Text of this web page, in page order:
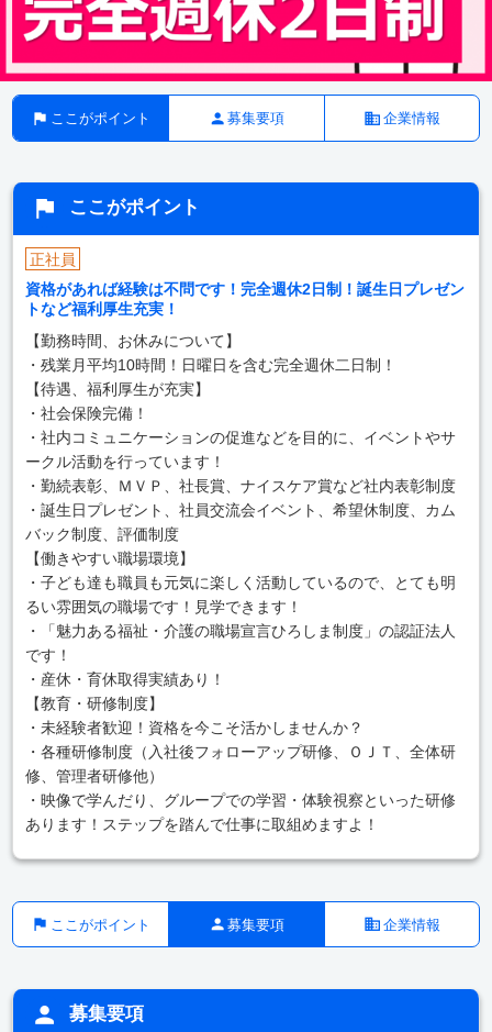
ここがポイント 募集要項 企業情報
ここがポイント
正社員
資格があれば経験は不問です！完全週休2日制！誕生日プレゼン
トなど福利厚生充実！
【勤務時間、お休みについて】
・残業月平均10時間！日曜日を含む完全週休二日制！
【待遇、福利厚生が充実】
・社会保険完備！
・社内コミュニケーションの促進などを目的に、イベントやサ
ークル活動を行っています！
・勤続表彰、ＭＶＰ、社長賞、ナイスケア賞など社内表彰制度
・誕生日プレゼント、社員交流会イベント、希望休制度、カム
バック制度、評価制度
【働きやすい職場環境】
・子ども達も職員も元気に楽しく活動しているので、とても明
るい雰囲気の職場です！見学できます！
・「魅力ある福祉・介護の職場宣言ひろしま制度」の認証法人
です！
・産休・育休取得実績あり！
【教育・研修制度】
・未経験者歓迎！資格を今こそ活かしませんか？
・各種研修制度（入社後フォローアップ研修、ＯＪＴ、全体研
修、管理者研修他）
・映像で学んだり、グループでの学習・体験視察といった研修
あります！ステップを踏んで仕事に取組めますよ！
ここがポイント 募集要項 企業情報
募集要項